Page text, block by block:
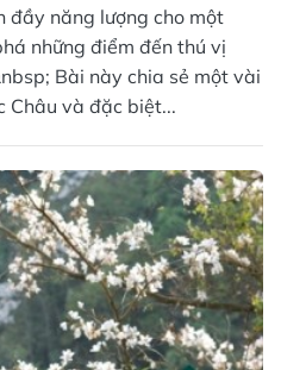
đầy năng lượng cho một
những điểm đến thú vị
Bài này chia sẻ một vài
Châu và đặc biệt...